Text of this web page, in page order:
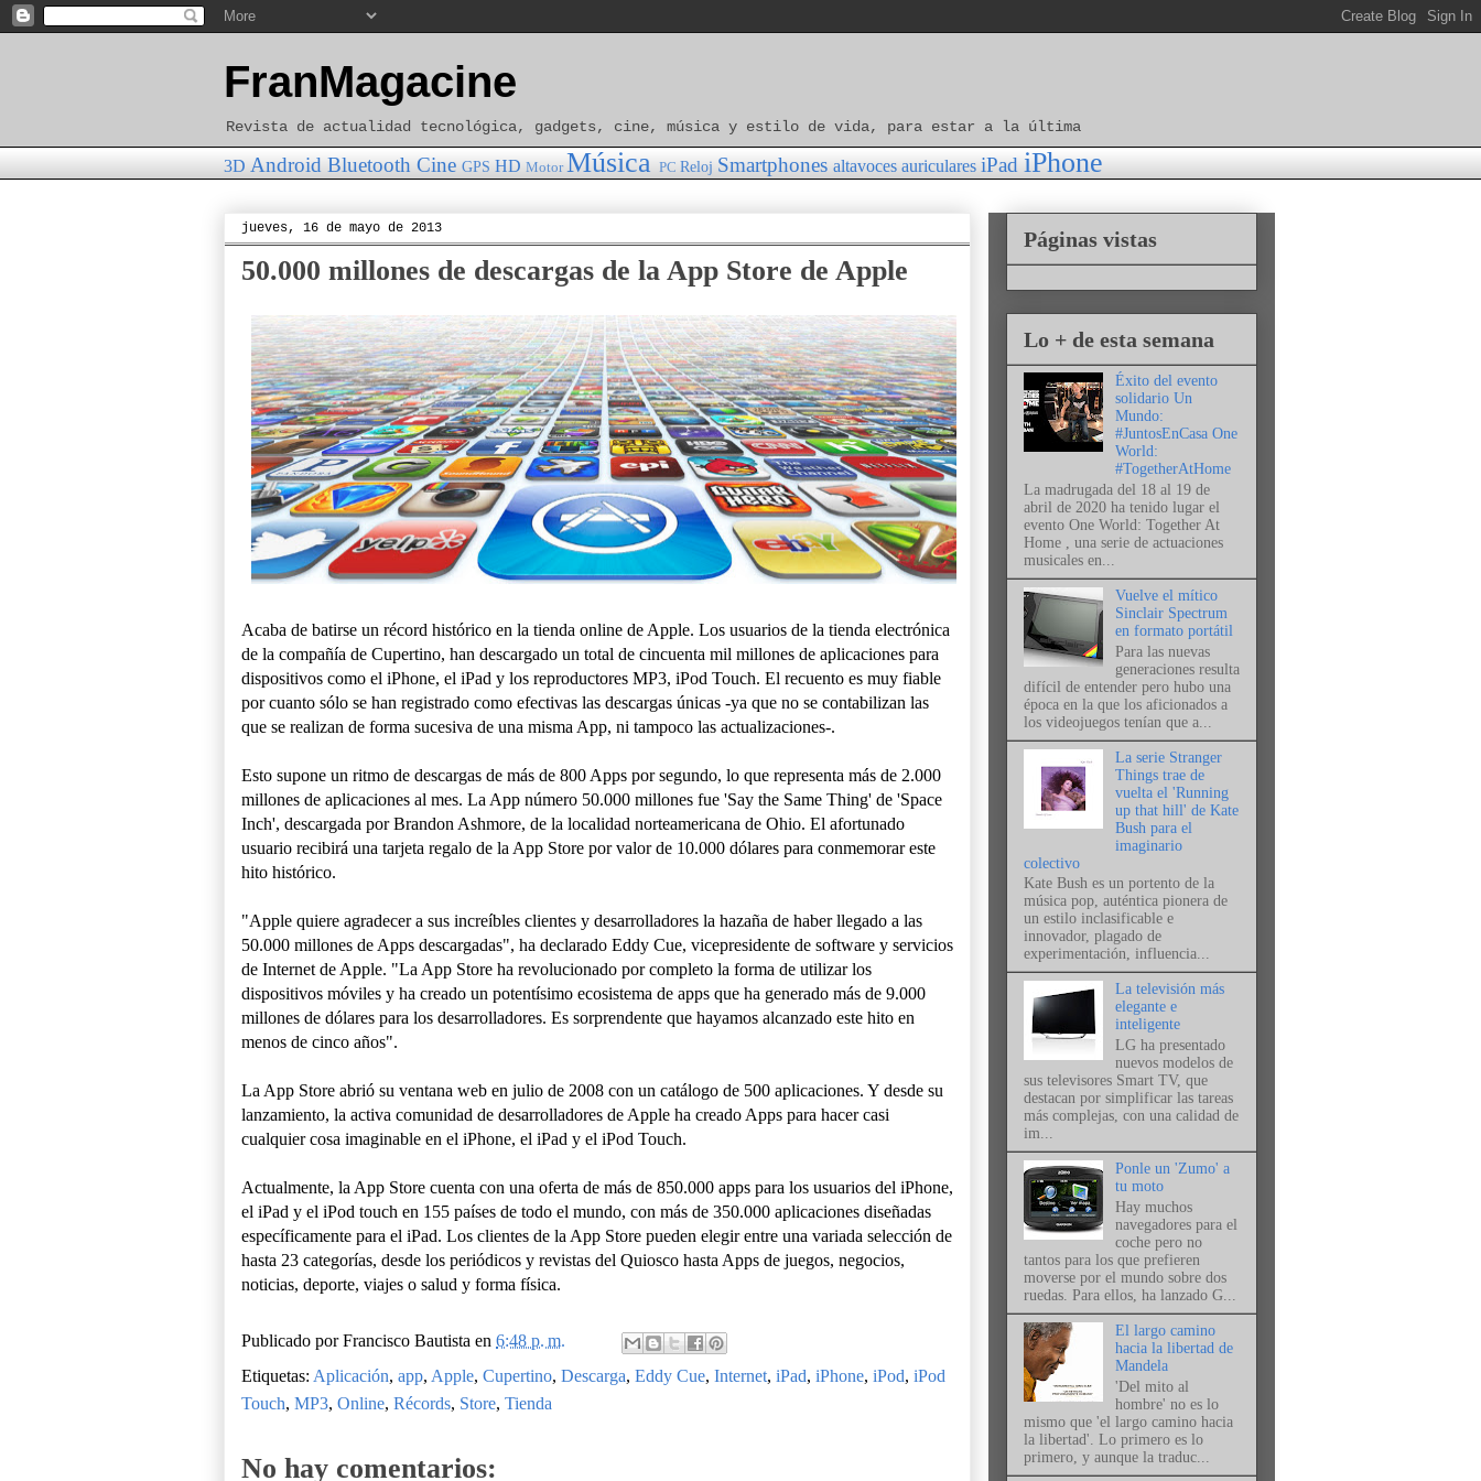
FranMagacine
Revista de actualidad tecnológica, gadgets, cine, música y estilo de vida, para estar a la última
3D Android Bluetooth Cine GPS HD Motor Música PC Reloj Smartphones altavoces auriculares iPad iPhone
jueves, 16 de mayo de 2013
50.000 millones de descargas de la App Store de Apple
Acaba de batirse un récord histórico en la tienda online de Apple. Los usuarios de la tienda electrónica
de la compañía de Cupertino, han descargado un total de cincuenta mil millones de aplicaciones para
dispositivos como el iPhone, el iPad y los reproductores MP3, iPod Touch. El recuento es muy fiable
por cuanto sólo se han registrado como efectivas las descargas únicas -ya que no se contabilizan las
que se realizan de forma sucesiva de una misma App, ni tampoco las actualizaciones-.
Esto supone un ritmo de descargas de más de 800 Apps por segundo, lo que representa más de 2.000
millones de aplicaciones al mes. La App número 50.000 millones fue 'Say the Same Thing' de 'Space
Inch', descargada por Brandon Ashmore, de la localidad norteamericana de Ohio. El afortunado
usuario recibirá una tarjeta regalo de la App Store por valor de 10.000 dólares para conmemorar este
hito histórico.
"Apple quiere agradecer a sus increíbles clientes y desarrolladores la hazaña de haber llegado a las
50.000 millones de Apps descargadas", ha declarado Eddy Cue, vicepresidente de software y servicios
de Internet de Apple. "La App Store ha revolucionado por completo la forma de utilizar los
dispositivos móviles y ha creado un potentísimo ecosistema de apps que ha generado más de 9.000
millones de dólares para los desarrolladores. Es sorprendente que hayamos alcanzado este hito en
menos de cinco años".
La App Store abrió su ventana web en julio de 2008 con un catálogo de 500 aplicaciones. Y desde su
lanzamiento, la activa comunidad de desarrolladores de Apple ha creado Apps para hacer casi
cualquier cosa imaginable en el iPhone, el iPad y el iPod Touch.
Actualmente, la App Store cuenta con una oferta de más de 850.000 apps para los usuarios del iPhone,
el iPad y el iPod touch en 155 países de todo el mundo, con más de 350.000 aplicaciones diseñadas
específicamente para el iPad. Los clientes de la App Store pueden elegir entre una variada selección de
hasta 23 categorías, desde los periódicos y revistas del Quiosco hasta Apps de juegos, negocios,
noticias, deporte, viajes o salud y forma física.
Publicado porFrancisco Bautista en 6:48 p. m.
Etiquetas: Aplicación, app, Apple, Cupertino, Descarga, Eddy Cue, Internet, iPad, iPhone, iPod, iPod
Touch, MP3, Online, Récords, Store, Tienda
No hay comentarios:
Páginas vistas
Lo + de esta semana
Éxito del evento
solidario Un
Mundo:
#JuntosEnCasa One
World:
#TogetherAtHome
La madrugada del 18 al 19 de
abril de 2020 ha tenido lugar el
evento One World: Together At
Home , una serie de actuaciones
musicales en...
Vuelve el mítico
Sinclair Spectrum
en formato portátil
Para las nuevas
generaciones resulta
difícil de entender pero hubo una
época en la que los aficionados a
los videojuegos tenían que a...
La serie Stranger
Things trae de
vuelta el 'Running
up that hill' de Kate
Bush para el
imaginario
colectivo
Kate Bush es un portento de la
música pop, auténtica pionera de
un estilo inclasificable e
innovador, plagado de
experimentación, influencia...
La televisión más
elegante e
inteligente
LG ha presentado
nuevos modelos de
sus televisores Smart TV, que
destacan por simplificar las tareas
más complejas, con una calidad de
im...
Ponle un 'Zumo' a
tu moto
Hay muchos
navegadores para el
coche pero no
tantos para los que prefieren
moverse por el mundo sobre dos
ruedas. Para ellos, ha lanzado G...
El largo camino
hacia la libertad de
Mandela
'Del mito al
hombre' no es lo
mismo que 'el largo camino hacia
la libertad'. Lo primero es lo
primero, y aunque la traduc...